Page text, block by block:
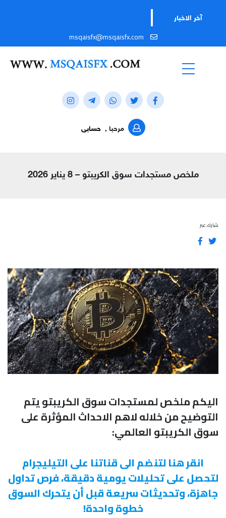
آخر الاخبار
msqaisfx@msqaisfx.com
مرحبا , حسابى
ملخص مستجدات سوق الكريبتو – 8 يناير 2026
شارك عبر
اليكم ملخص لمستجدات سوق الكريبتو يتم
التوضيح من خلاله لاهم الاحداث المؤثرة على
سوق الكريبتو العالمي:
انقر هنا لتنضم الى قناتنا على التيليجرام
لتحصل على تحليلات يومية دقيقة، فرص تداول
جاهزة، وتحديثات سريعة قبل أن يتحرك السوق
خطوة واحدة!